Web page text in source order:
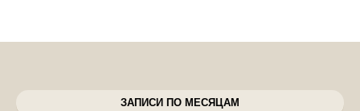
ЗАПИСИ ПО МЕСЯЦАМ